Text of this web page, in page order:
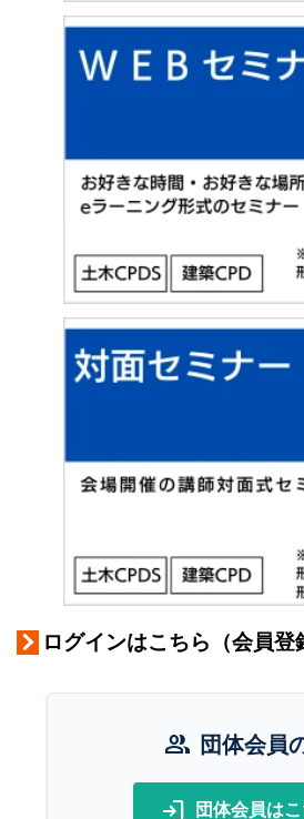
ログインはこちら（会員登
group 団体会員
login 団体会員は